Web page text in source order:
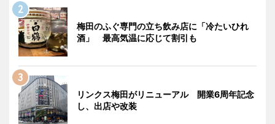
梅田のふぐ専門の立ち飲み店に「冷たいひれ
酒」 最高気温に応じて割引も
リンクス梅田がリニューアル 開業6周年記念
し、出店や改装